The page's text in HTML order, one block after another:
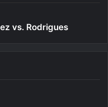
vs. Rodrigues